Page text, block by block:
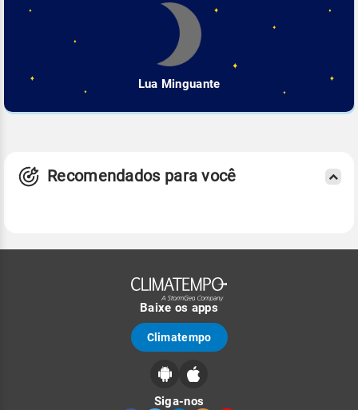
Lua Minguante
Recomendados para você
Baixe os apps
Climatempo
Siga-nos